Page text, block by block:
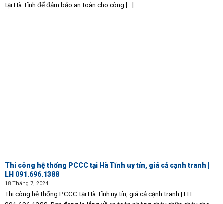
tại Hà Tĩnh để đảm bảo an toàn cho công [...]
Thi công hệ thống PCCC tại Hà Tĩnh uy tín, giá cả cạnh tranh |
LH 091.696.1388
18 Tháng 7, 2024
Thi công hệ thống PCCC tại Hà Tĩnh uy tín, giá cả cạnh tranh | LH